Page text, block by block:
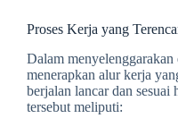
Proses Kerja yang
Dalam
menerapkan alur kerja
berjalan lancar dan sesuai
tersebut meliputi: